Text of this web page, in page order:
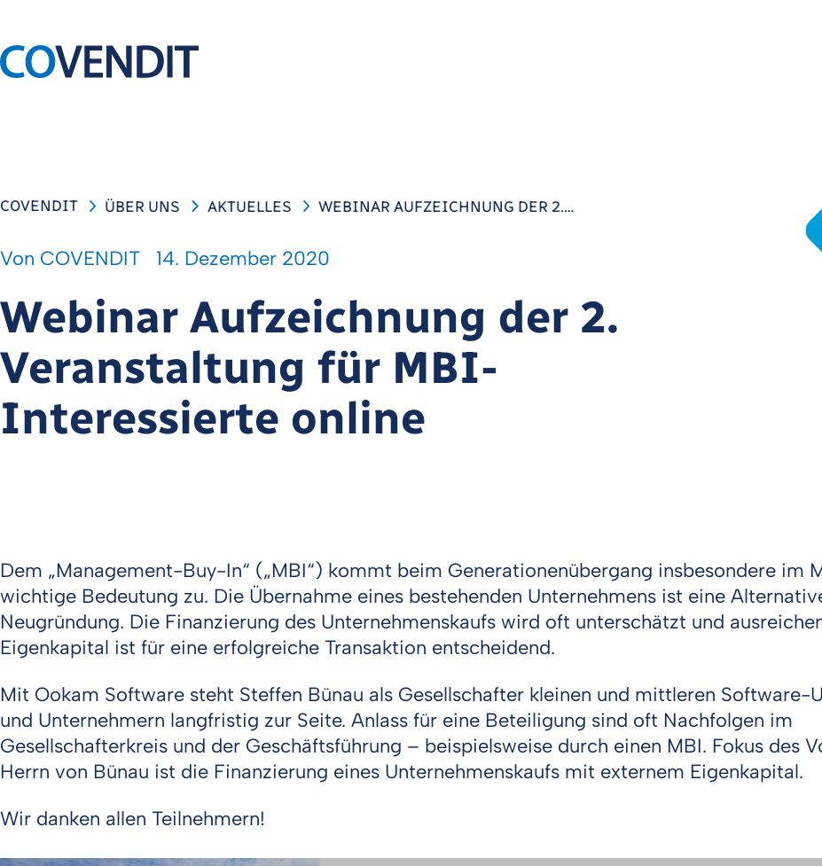
COVENDIT ÜBER UNS AKTUELLES WEBINAR AUFZEICHNUNG DER 2.…
Von COVENDIT 14. Dezember 2020
Webinar Aufzeichnung der 2.
Veranstaltung für MBI-
Interessierte online
Dem „Management-Buy-In“ („MBI“) kommt beim Generationenübergang insbesondere im
wichtige Bedeutung zu. Die Übernahme eines bestehenden Unternehmens ist eine
Neugründung. Die Finanzierung des Unternehmenskaufs wird oft unterschätzt und
Eigenkapital ist für eine erfolgreiche Transaktion entscheidend.
Mit Ookam Software steht Steffen Bünau als Gesellschafter kleinen und mittleren Software-
und Unternehmern langfristig zur Seite. Anlass für eine Beteiligung sind oft Nachfolgen im
Gesellschafterkreis und der Geschäftsführung – beispielsweise durch einen MBI. Fokus des
Herrn von Bünau ist die Finanzierung eines Unternehmenskaufs mit externem Eigenkapital.
Wir danken allen Teilnehmern!